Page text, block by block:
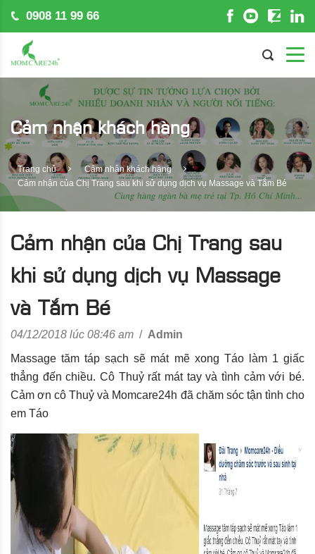
0908 11 99 66
Cảm nhận khách hàng
Trang chủ
Cảm nhận khách hàng
Cảm nhận của Chị Trang sau khi sử dụng dịch vụ Massage và Tắm Bé
Cảm nhận của Chị Trang sau
khi sử dụng dịch vụ Massage
và Tắm Bé
04/12/2018 lúc 08:46 am / Admin
Massage tăm táp sạch sẽ mát mẽ xong Táo làm 1 giấc
thẳng đến chiều. Cô Thuỷ rất mát tay và tình cảm với bé.
Cảm ơn cô Thuỷ và Momcare24h đã chăm sóc tận tình cho
em Táo